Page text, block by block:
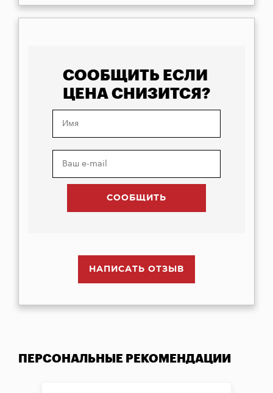
СООБЩИТЬ ЕСЛИ
ЦЕНА СНИЗИТСЯ?
НАПИСАТЬ ОТЗЫВ
ПЕРСОНАЛЬНЫЕ РЕКОМЕНДАЦИИ